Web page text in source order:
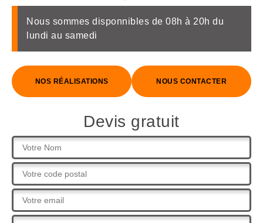
Nous sommes disponnibles de 08h à 20h du
lundi au samedi
NOS RÉALISATIONS NOUS CONTACTER
Devis gratuit